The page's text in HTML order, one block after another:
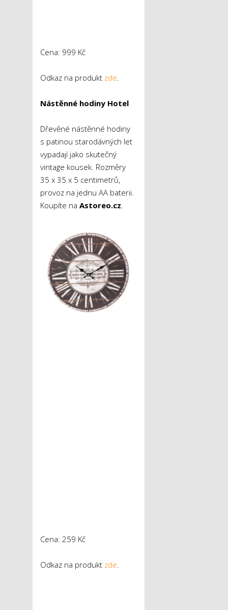
Cena: 999 Kč
Odkaz na produkt zde
Nástěnné hodiny Hotel
Dřevěné nástěnné hodiny
s patinou starodávných let
vypadají jako skutečný
vintage kousek. Rozměry
35 x 35 x 5 centimetrů,
provoz na jednu AA baterii.
Koupíte na Astoreo.cz
Cena: 259 Kč
Odkaz na produkt zde.